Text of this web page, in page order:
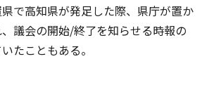
で高知県が発足した際、県庁が置か
議会の開始/終了を知らせる時報の
たこともある。